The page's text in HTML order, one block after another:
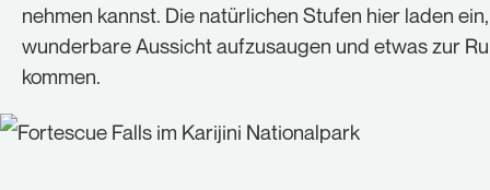
nehmen kannst. Die natürlichen Stufen hier laden
wunderbare Aussicht aufzusaugen und etwas zur
kommen.